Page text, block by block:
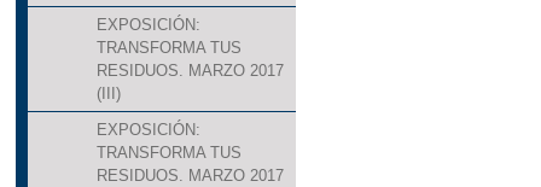
EXPOSICIÓN:
TRANSFORMA TUS
RESIDUOS. MARZO 2017
(III)
EXPOSICIÓN:
TRANSFORMA TUS
RESIDUOS. MARZO 2017